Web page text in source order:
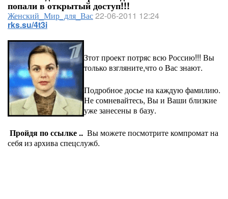
попали в открытый доступ!!!
Женский_Мир_для_Вас22-06-2011 12:24
rks.su/4t3i
Зтот проект потряс всю Россию!!! Вы
только взгляните,что о Вас знают.
Подробное досье на каждую фамилию.
Не сомневайтесь, Вы и Ваши близкие
уже занесены в базу.
Пройдя по ссылке .. Вы можете посмотрите компромат на
себя из архива спецслужб.